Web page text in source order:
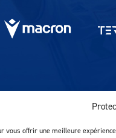
vous offrir une meilleure